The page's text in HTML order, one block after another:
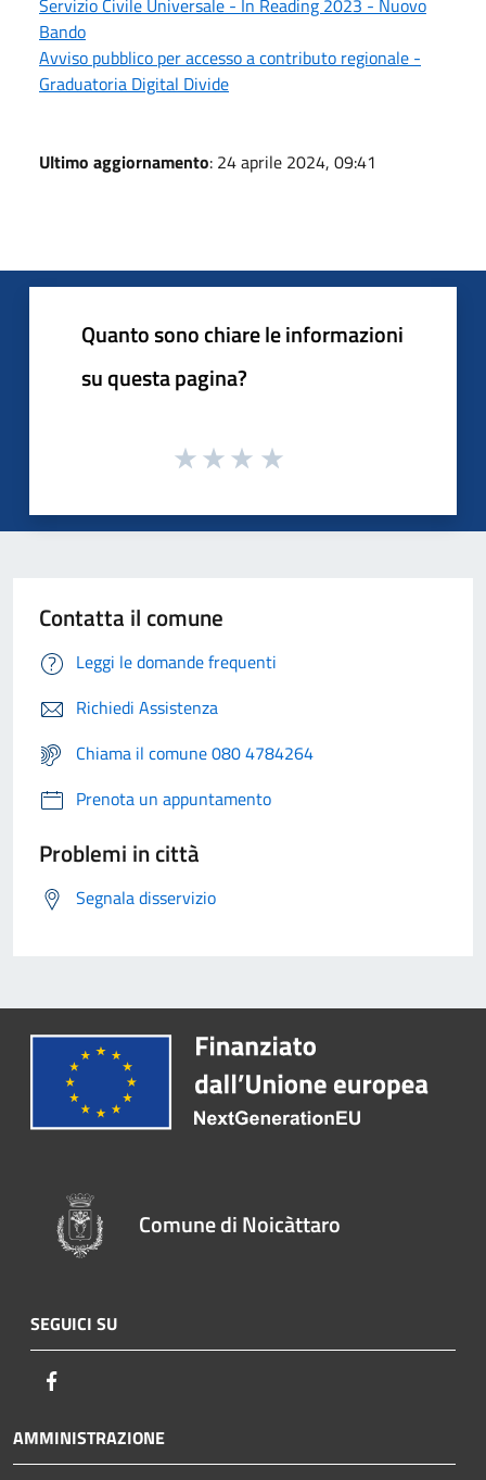
Servizio Civile Universale - In Reading 2023 - Nuovo
Bando
Avviso pubblico per accesso a contributo regionale -
Graduatoria Digital Divide
Ultimo aggiornamento: 24 aprile 2024, 09:41
Quanto sono chiare le informazioni
su questa pagina?
Contatta il comune
Leggi le domande frequenti
Richiedi Assistenza
Chiama il comune 080 4784264
Prenota un appuntamento
Problemi in città
Segnala disservizio
Comune di Noicàttaro
SEGUICI SU
AMMINISTRAZIONE